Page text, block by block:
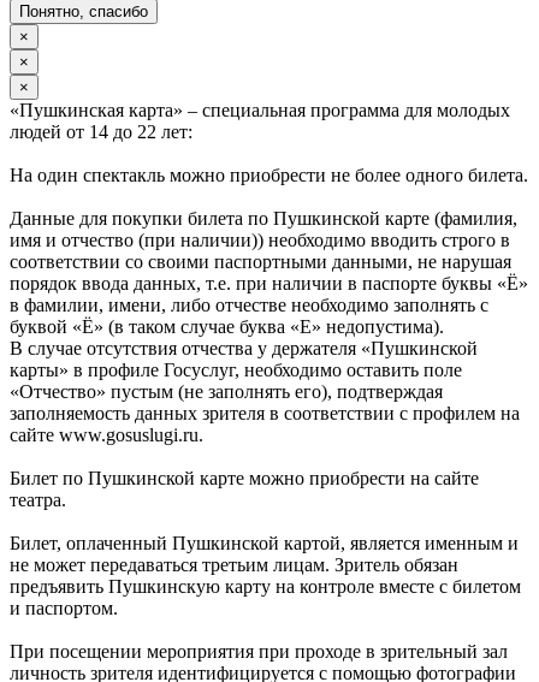
Понятно, спасибо
×
×
×
«Пушкинская карта» – специальная программа для молодых
людей от 14 до 22 лет:
На один спектакль можно приобрести не более одного билета.
Данные для покупки билета по Пушкинской карте (фамилия,
имя и отчество (при наличии)) необходимо вводить строго в
соответствии со своими паспортными данными, не нарушая
порядок ввода данных, т.е. при наличии в паспорте буквы «Ё»
в фамилии, имени, либо отчестве необходимо заполнять с
буквой «Ё» (в таком случае буква «Е» недопустима).
В случае отсутствия отчества у держателя «Пушкинской
карты» в профиле Госуслуг, необходимо оставить поле
«Отчество» пустым (не заполнять его), подтверждая
заполняемость данных зрителя в соответствии с профилем на
сайте www.gosuslugi.ru.
Билет по Пушкинской карте можно приобрести на сайте
театра.
Билет, оплаченный Пушкинской картой, является именным и
не может передаваться третьим лицам. Зритель обязан
предъявить Пушкинскую карту на контроле вместе с билетом
и паспортом.
При посещении мероприятия при проходе в зрительный зал
личность зрителя идентифицируется с помощью фотографии